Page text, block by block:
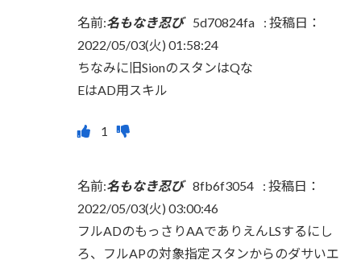
名前:名もなき忍び 5d70824fa : 投稿日：
2022/05/03(火) 01:58:24
ちなみに旧SionのスタンはQな
EはAD用スキル
名前:名もなき忍び 8fb6f3054 : 投稿日：
2022/05/03(火) 03:00:46
フルADのもっさりAAでありえんLSするにし
ろ、フルAPの対象指定スタンからのダサいエ